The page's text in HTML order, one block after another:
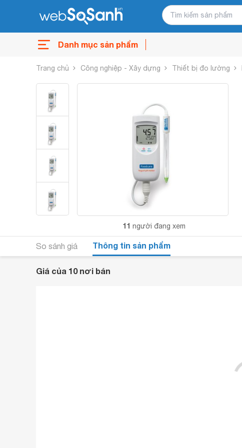
Danh mục sản phẩm
Trang chủ Công nghiệp - Xây dựng Thiết bị đo lường
11 người đang xem
So sánh giá Thông tin sản phẩm
Giá của 10 nơi bán